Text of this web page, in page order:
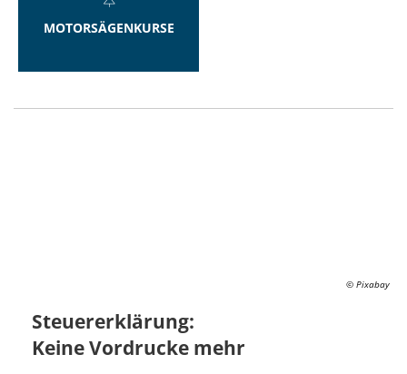
MOTORSÄGENKURSE
© Pixabay
Steuererklärung:
Keine Vordrucke mehr